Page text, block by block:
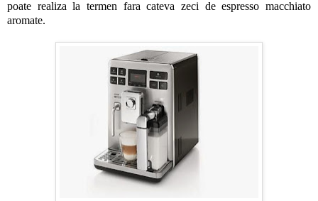
poate realiza la termen fara cateva zeci de espresso macchiato
aromate.